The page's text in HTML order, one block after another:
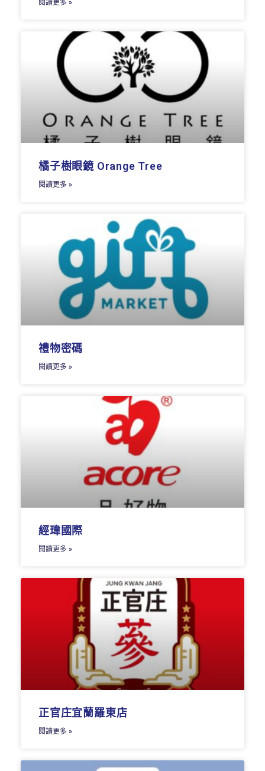
閱讀更多 »
橘子樹眼鏡 Orange Tree
閱讀更多 »
禮物密碼
閱讀更多 »
經瑋國際
閱讀更多 »
正官庄宜蘭羅東店
閱讀更多 »